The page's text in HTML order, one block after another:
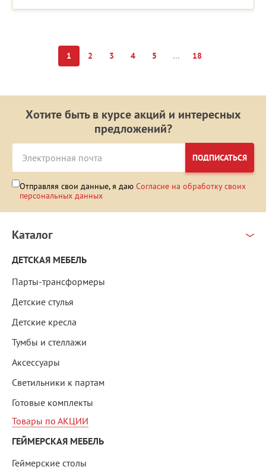
1 2 3 4 5 ... 18
Хотите быть в курсе акций и интересных
предложений?
ПОДПИСАТЬСЯ
Отправляя свои данные, я даю Согласие на обработку своих
персональных данных
Каталог
ДЕТСКАЯ МЕБЕЛЬ
Парты-трансформеры
Детские стулья
Детские кресла
Тумбы и стеллажи
Аксессуары
Светильники к партам
Готовые комплекты
Товары по АКЦИИ
ГЕЙМЕРСКАЯ МЕБЕЛЬ
Геймерские столы